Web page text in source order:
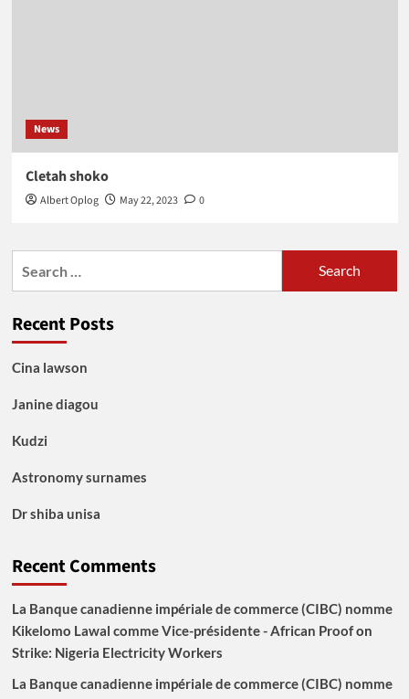
News
Cletah shoko
Albert Oplog May 22, 2023 0
Recent Posts
Cina lawson
Janine diagou
Kudzi
Astronomy surnames
Dr shiba unisa
Recent Comments
La Banque canadienne impériale de commerce (CIBC) nomme
Kikelomo Lawal comme Vice-présidente - African Proofon
Strike: Nigeria Electricity Workers
La Banque canadienne impériale de commerce (CIBC) nomme